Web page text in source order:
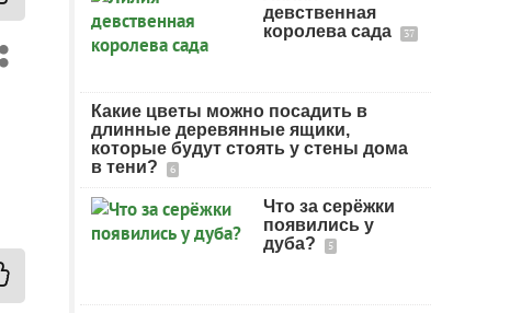
девственная
королева сада
37
Какие цветы можно посадить в
длинные деревянные ящики,
которые будут стоять у стены дома
в тени?
6
Что за серёжки
появились у
дуба?
5